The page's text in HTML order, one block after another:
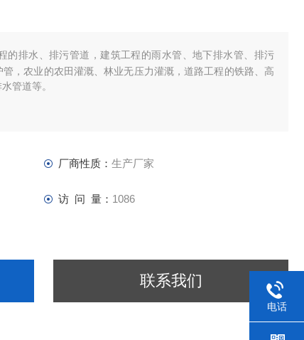
的排水、排污管道，建筑工程的雨水管、地下排水管、排污
，农业的农田灌溉、林业无压力灌溉，道路工程的铁路、高
管道等。
厂商性质： 生产厂家
访 问 量： 1086
联系我们
电话